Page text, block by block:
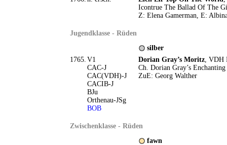
Icontrue The Ballad Of The
Z: Elena Gamerman, E:
Jugendklasse - Rüden
silber
1765. V1
CAC-J
CAC(VDH)-J
CACIB-J
BJu
Orthenau-JSg
BOB
Dorian Gray’s Moritz, VDH
Ch. Dorian Gray’s
ZuE: Georg Walther
Zwischenklasse - Rüden
fawn